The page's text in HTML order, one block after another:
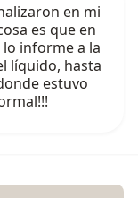
en mi
es que en
informe a la
líquido, hasta
estuvo